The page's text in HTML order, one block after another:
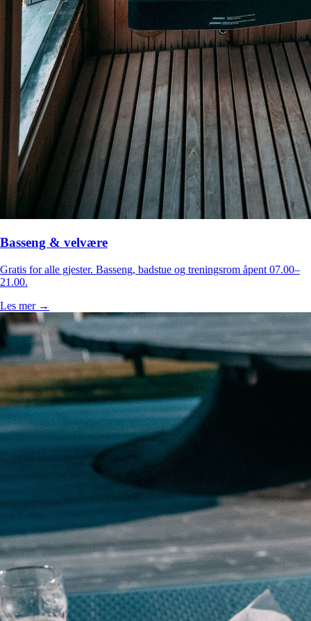
Basseng & velvære
Gratis for alle gjester. Basseng, badstue og treningsrom åpent 07.00–
21.00.
Les mer →